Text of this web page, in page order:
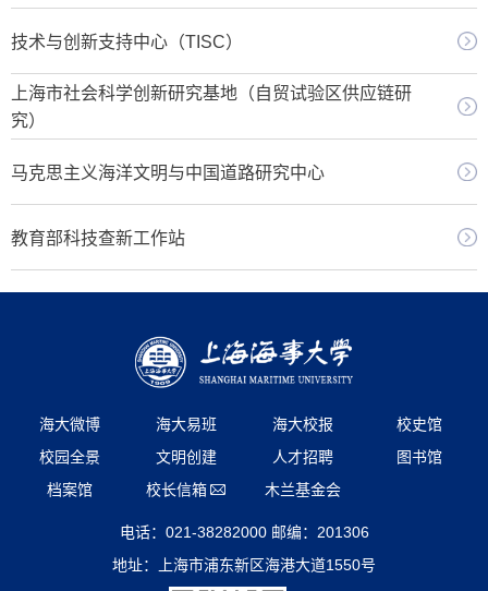
技术与创新支持中心（TISC）
上海市社会科学创新研究基地（自贸试验区供应链研
究）
马克思主义海洋文明与中国道路研究中心
教育部科技查新工作站
海大微博 海大易班 海大校报
校史馆
校园全景
文明创建 人才招聘
图书馆
档案馆
校长信箱 木兰基金会
电话：021-38282000 邮编：201306
地址：上海市浦东新区海港大道1550号